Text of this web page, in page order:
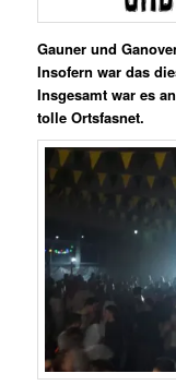
Gauner und
Insofern war das
Insgesamt war es
tolle Ortsfasnet.